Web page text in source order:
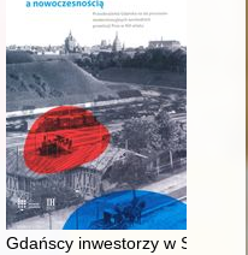
drawskiego od
Gdańscy inwestorzy w